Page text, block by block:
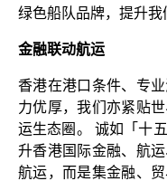
绿色船队品牌，提升我
金融联动航运
香港在港口条件、专
力优厚，我们亦紧贴
运生态圈。 诚如「十
升香港国际金融、航
航运，而是集金融、